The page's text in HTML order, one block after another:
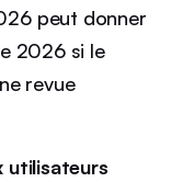
peut donner
2026 si le
revue
utilisateurs